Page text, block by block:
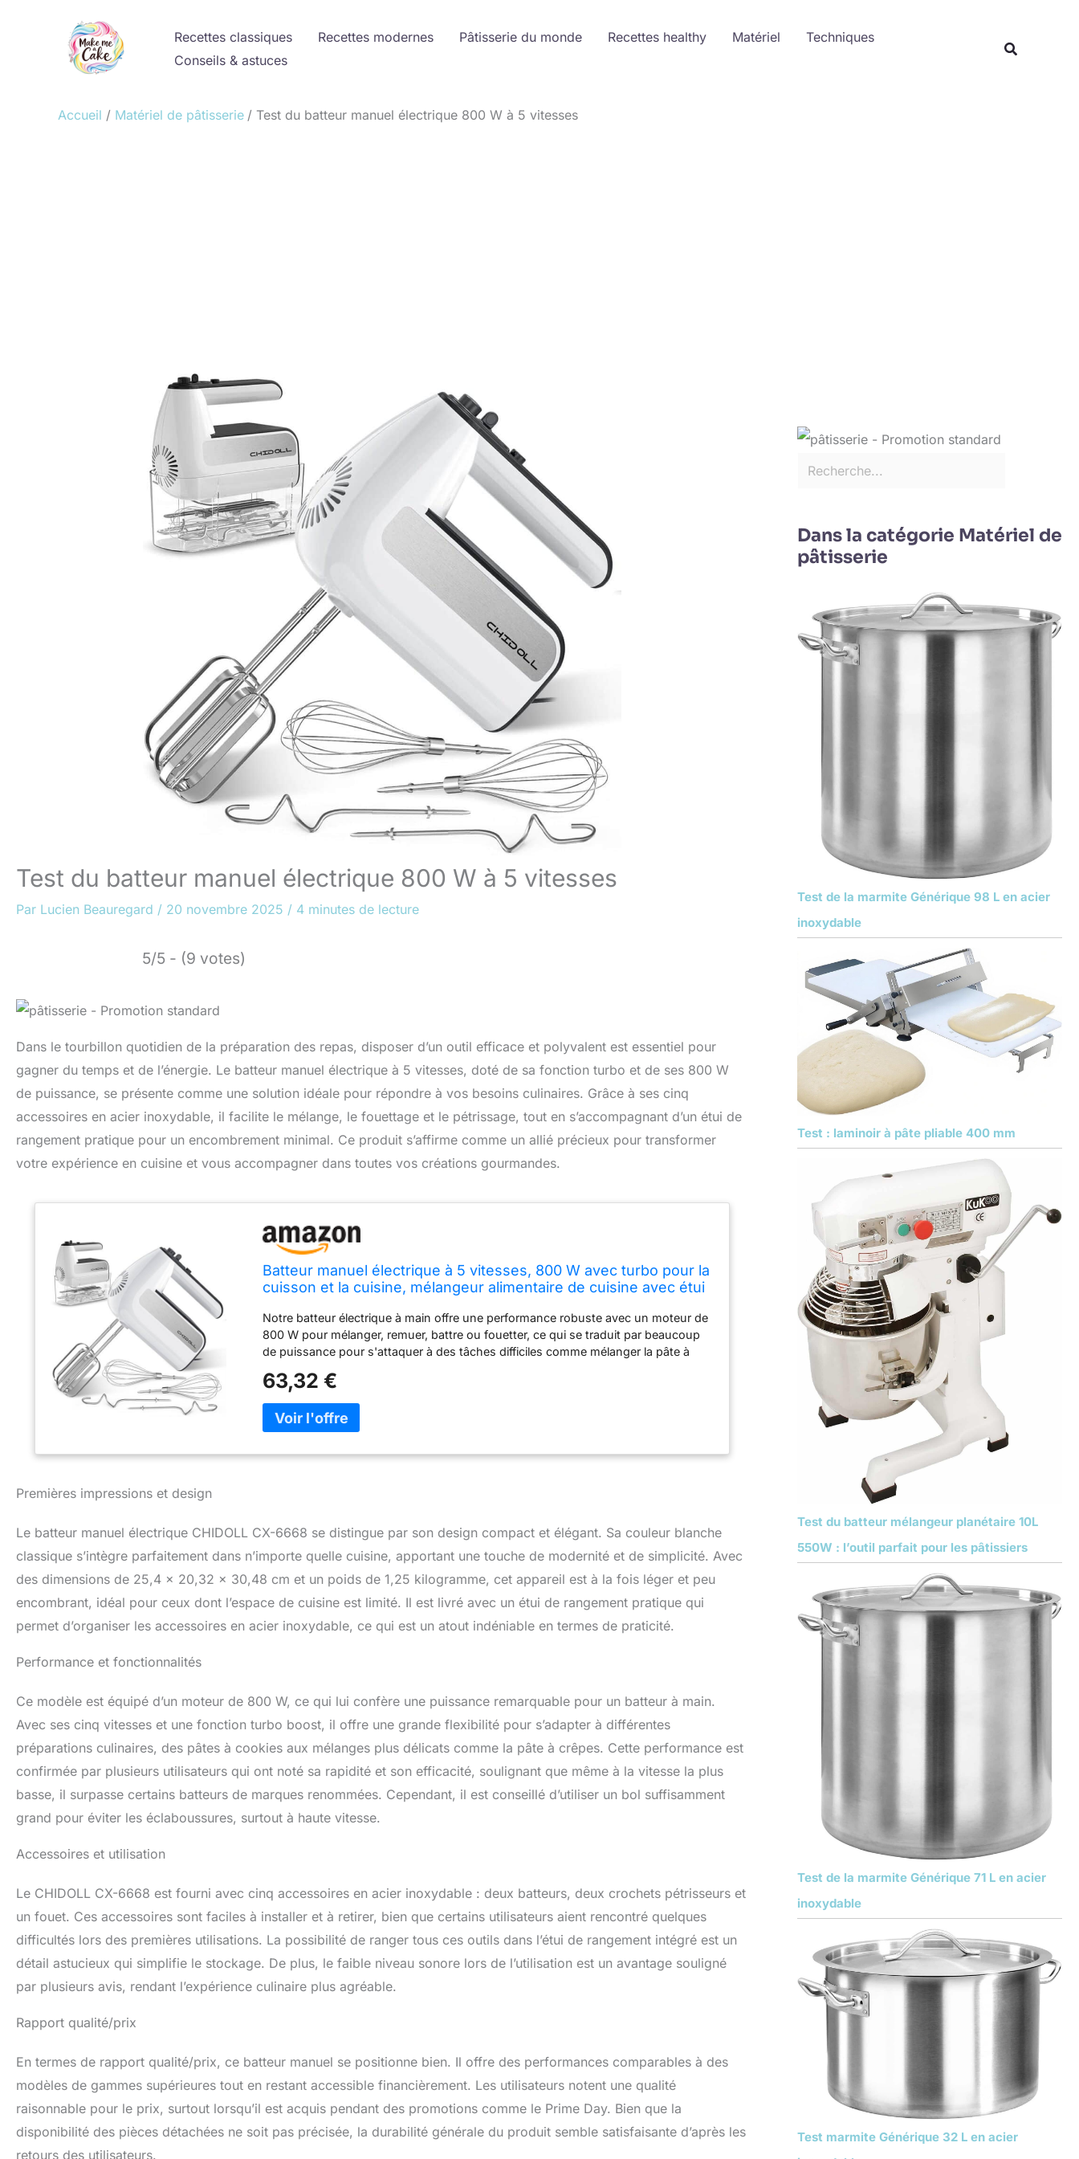
Recettes classiques Recettes modernes Pâtisserie du monde Recettes healthy Matériel
Techniques
Conseils & astuces
Accueil Matériel de pâtisserie Test du batteur manuel électrique 800 W à 5 vitesses
Test du batteur manuel électrique 800 W à 5 vitesses
Par Lucien Beauregard / 20 novembre 2025 / 4 minutes de lecture
5/5 - (9 votes)
Dans le tourbillon quotidien de la préparation des repas, disposer d’un outil efficace et polyvalent est essentiel pour
gagner du temps et de l’énergie. Le batteur manuel électrique à 5 vitesses, doté de sa fonction turbo et de ses 800 W
de puissance, se présente comme une solution idéale pour répondre à vos besoins culinaires. Grâce à ses cinq
accessoires en acier inoxydable, il facilite le mélange, le fouettage et le pétrissage, tout en s’accompagnant d’un étui de
rangement pratique pour un encombrement minimal. Ce produit s’affirme comme un allié précieux pour transformer
votre expérience en cuisine et vous accompagner dans toutes vos créations gourmandes.
Batteur manuel électrique à 5 vitesses, 800 W avec turbo pour la
cuisson et la cuisine, mélangeur alimentaire de cuisine avec étui
Notre batteur électrique à main offre une performance robuste avec un moteur de
800 W pour mélanger, remuer, battre ou fouetter, ce qui se traduit par beaucoup
de puissance pour s'attaquer à des tâches difficiles comme mélanger la pâte à
parfait pour faire vos recettes préférées Correspond à vos besoins de mélange
quotidiens, ce batteur à main a la bonne vitesse pour la tâche à accomplir, que
vous prépariez de la pâte à crêpes ou de la purée de pommes de terre, pétrissez
de la pâte ou de la crème à fouetter, tournez simplement le cadran, dispose d'un
bouton turbo pour un mélange rapide et efficace lorsque vous avez besoin d'une
polyvalence sans prendre trop de place Le batteur électrique est livré avec 2
batteurs traditionnels, 2 crochets pétrisseurs et 2 fouets. Le bouton d'éjection
appuyant d'une seule main sur le bouton et garder vos mains propres Mélangez
soigneusement vos ingrédients, les accessoires en acier inoxydable de qualité
alimentaire passent au lave-vaisselle, faciles à nettoyer. Construit à partir de
matériaux durables, le mélangeur manuel est fait pour durer, aérations à l'avant et
63,32 €
Premières impressions et design
Le batteur manuel électrique CHIDOLL CX-6668 se distingue par son design compact et élégant. Sa couleur blanche
classique s’intègre parfaitement dans n’importe quelle cuisine, apportant une touche de modernité et de simplicité. Avec
des dimensions de 25,4 x 20,32 x 30,48 cm et un poids de 1,25 kilogramme, cet appareil est à la fois léger et peu
encombrant, idéal pour ceux dont l’espace de cuisine est limité. Il est livré avec un étui de rangement pratique qui
permet d’organiser les accessoires en acier inoxydable, ce qui est un atout indéniable en termes de praticité.
Performance et fonctionnalités
Ce modèle est équipé d’un moteur de 800 W, ce qui lui confère une puissance remarquable pour un batteur à main.
Avec ses cinq vitesses et une fonction turbo boost, il offre une grande flexibilité pour s’adapter à différentes
préparations culinaires, des pâtes à cookies aux mélanges plus délicats comme la pâte à crêpes. Cette performance est
confirmée par plusieurs utilisateurs qui ont noté sa rapidité et son efficacité, soulignant que même à la vitesse la plus
basse, il surpasse certains batteurs de marques renommées. Cependant, il est conseillé d’utiliser un bol suffisamment
grand pour éviter les éclaboussures, surtout à haute vitesse.
Accessoires et utilisation
Le CHIDOLL CX-6668 est fourni avec cinq accessoires en acier inoxydable : deux batteurs, deux crochets pétrisseurs et
un fouet. Ces accessoires sont faciles à installer et à retirer, bien que certains utilisateurs aient rencontré quelques
difficultés lors des premières utilisations. La possibilité de ranger tous ces outils dans l’étui de rangement intégré est un
détail astucieux qui simplifie le stockage. De plus, le faible niveau sonore lors de l’utilisation est un avantage souligné
par plusieurs avis, rendant l’expérience culinaire plus agréable.
Rapport qualité/prix
En termes de rapport qualité/prix, ce batteur manuel se positionne bien. Il offre des performances comparables à des
modèles de gammes supérieures tout en restant accessible financièrement. Les utilisateurs notent une qualité
raisonnable pour le prix, surtout lorsqu’il est acquis pendant des promotions comme le Prime Day. Bien que la
disponibilité des pièces détachées ne soit pas précisée, la durabilité générale du produit semble satisfaisante d’après les
retours des utilisateurs.
Dans la catégorie Matériel de
pâtisserie
Test de la marmite Générique 98 L en acier
inoxydable
Test : laminoir à pâte pliable 400 mm
Test du batteur mélangeur planétaire 10L
550W : l’outil parfait pour les pâtissiers
Test de la marmite Générique 71 L en acier
inoxydable
Test marmite Générique 32 L en acier